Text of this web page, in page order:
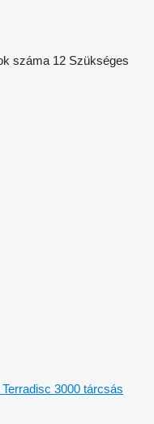
száma 12 Szükséges
3000 tárcsás